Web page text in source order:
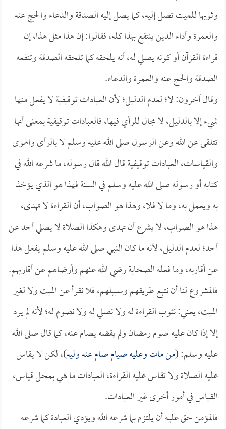
وثوبها للميت تصل إليه، كما يصل إليه الصدقة والدعاء والحج عنه
والعمرة وأداء الدين ينتفع بهذا كله، فقالوا: إن هذا مثل هذا، إن
قراءة القرآن أو كونه يصلي له، أنه يلحقه كما تلحقه الصدقة وتنفعه
الصدقة والحج عنه والعمرة والدعاء.
وقال آخرون: لا؛ لعدم الدليل؛ لأن العبادات توقيفية لا يفعل منها
شيء إلا بالدليل، لا مجال للرأي فيها، فالعبادات توقيفية بمعنى أنها
تتلقى عن الله وعن الرسول صلى الله عليه وسلم لا بالرأي والهوى
والقياسات، العبادات توقيفية قال الله قال رسوله، ما شرعه الله في
كتابه أو رسوله صلى الله عليه وسلم في السنة فهذا هو الذي يؤخذ
به ويعمل به، وما لا فلا، وهذا هو الصواب، أن القراءة لا تهدى،
هذا هو الصواب، لا يشرع أن تهدى وهكذا الصلاة لا يصلي أحد عن
أحد؛ لعدم الدليل، لأنه ما كان النبي صلى الله عليه وسلم يفعل هذا
عن أقاربه، وما فعله الصحابة رضي الله عنهم وأرضاهم عن أقاربهم.
فالمشروع لنا أن نتبع طريقهم وسبيلهم، فلا نقرأ عن الميت ولا لغير
الميت، يعني: نثوب القراءة له ولا نصلي له ولا نصوم له؛ لأنه لم يرد
إلا إذا كان عليه صوم رمضان ولم يقضه يصام عنه، كما قال صلى الله
عليه وسلم: (من مات وعليه صيام صام عنه وليه)، لكن لا يقاس
عليه الصلاة ولا تقاس عليه القراءة، العبادات ما هي بمحل قياس،
القياس في أمور أخرى غير العبادات.
فالمؤمن حق عليه أن يلتزم بما شرعه الله ويؤدي العبادة كما شرعه